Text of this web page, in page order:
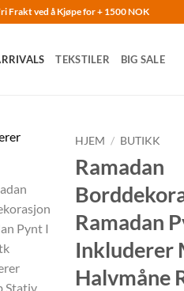
Frakt ved å Kjøpe for + 1500 NOK
TEKSTILER BIG SALE
HJEM / BUTIKK
Ramadan
Ramadan
Inkluderer
Halvmåne